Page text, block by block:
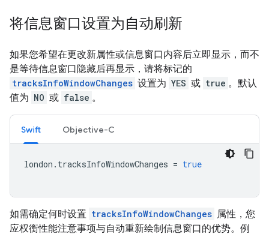
将信息窗口设置为自动刷新
如果您希望在更改新属性或信息窗口内容后立即显示，而不
是等待信息窗口隐藏后再显示，请将标记的
tracksInfoWindowChanges 设置为 YES 或 true 。默认
值为 NO 或 false 。
Swift Objective-C
london . tracksInfoWindowChanges = true
如需确定何时设置 tracksInfoWindowChanges 属性，您
应权衡性能注意事项与自动重新绘制信息窗口的优势。例